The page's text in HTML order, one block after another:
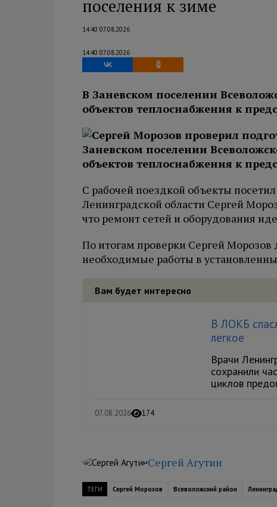
поселения к зиме
14:40 07.08.2026
14:40 07.08.2026
В Заневском поселении
объектов теплоснабжения к
С рабочей поездкой объекты
Ленинградской области Сергей
что ремонт сетей и оборудования
По итогам проверки Сергей Морозов
необходимые работы в
Вам будет интересно
В ЛОКБ
легкое
Врачи
сохранили
циклов
07.08.2026 174
Сергей Агутин
ТЕГИ Сергей Морозов Всеволожский район